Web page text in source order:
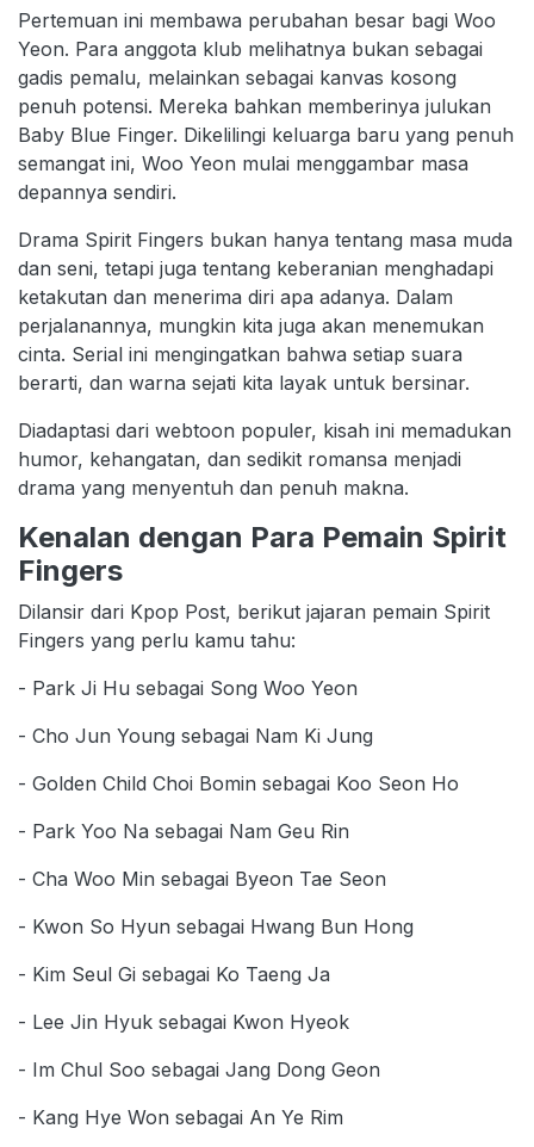
Pertemuan ini membawa perubahan besar bagi Woo
Yeon. Para anggota klub melihatnya bukan sebagai
gadis pemalu, melainkan sebagai kanvas kosong
penuh potensi. Mereka bahkan memberinya julukan
Baby Blue Finger. Dikelilingi keluarga baru yang penuh
semangat ini, Woo Yeon mulai menggambar masa
depannya sendiri.
Drama Spirit Fingers bukan hanya tentang masa muda
dan seni, tetapi juga tentang keberanian menghadapi
ketakutan dan menerima diri apa adanya. Dalam
perjalanannya, mungkin kita juga akan menemukan
cinta. Serial ini mengingatkan bahwa setiap suara
berarti, dan warna sejati kita layak untuk bersinar.
Diadaptasi dari webtoon populer, kisah ini memadukan
humor, kehangatan, dan sedikit romansa menjadi
drama yang menyentuh dan penuh makna.
Kenalan dengan Para Pemain Spirit
Fingers
Dilansir dari Kpop Post, berikut jajaran pemain Spirit
Fingers yang perlu kamu tahu:
- Park Ji Hu sebagai Song Woo Yeon
- Cho Jun Young sebagai Nam Ki Jung
- Golden Child Choi Bomin sebagai Koo Seon Ho
- Park Yoo Na sebagai Nam Geu Rin
- Cha Woo Min sebagai Byeon Tae Seon
- Kwon So Hyun sebagai Hwang Bun Hong
- Kim Seul Gi sebagai Ko Taeng Ja
- Lee Jin Hyuk sebagai Kwon Hyeok
- Im Chul Soo sebagai Jang Dong Geon
- Kang Hye Won sebagai An Ye Rim